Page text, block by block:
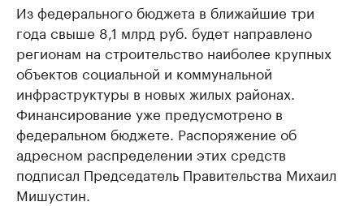
Из федерального бюджета в ближайшие три
года свыше 8,1 млрд руб. будет направлено
регионам на строительство наиболее крупных
объектов социальной и коммунальной
инфраструктуры в новых жилых районах.
Финансирование уже предусмотрено в
федеральном бюджете. Распоряжение об
адресном распределении этих средств
подписал Председатель Правительства Михаил
Мишустин.